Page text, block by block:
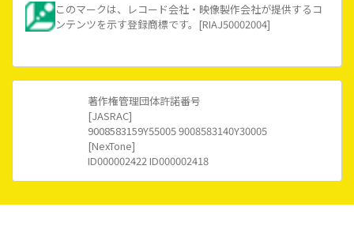
このマークは、レコード会社・映像製作会社が提供するコ
ンテンツを示す登録商標です。[RIAJ50002004]
著作権管理団体許諾番号
[JASRAC]
9008583159Y55005 9008583140Y30005
[NexTone]
ID000002422 ID000002418